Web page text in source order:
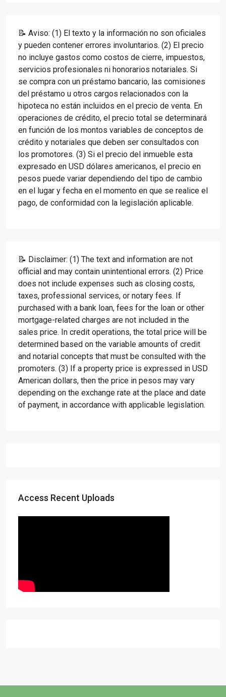
📝 Aviso: (1) El texto y la información no son oficiales
y pueden contener errores involuntarios. (2) El precio
no incluye gastos como costos de cierre, impuestos,
servicios profesionales ni honorarios notariales. Si
se compra con un préstamo bancario, las comisiones
del préstamo u otros cargos relacionados con la
hipoteca no están incluidos en el precio de venta. En
operaciones de crédito, el precio total se determinará
en función de los montos variables de conceptos de
crédito y notariales que deben ser consultados con
los promotores. (3) Si el precio del inmueble esta
expresado en USD dólares americanos, el precio en
pesos puede variar dependiendo del tipo de cambio
en el lugar y fecha en el momento en que se realice el
pago, de conformidad con la legislación aplicable.
📝 Disclaimer: (1) The text and information are not
official and may contain unintentional errors. (2) Price
does not include expenses such as closing costs,
taxes, professional services, or notary fees. If
purchased with a bank loan, fees for the loan or other
mortgage-related charges are not included in the
sales price. In credit operations, the total price will be
determined based on the variable amounts of credit
and notarial concepts that must be consulted with the
promoters. (3) If a property price is expressed in USD
American dollars, then the price in pesos may vary
depending on the exchange rate at the place and date
of payment, in accordance with applicable legislation.
Access Recent Uploads